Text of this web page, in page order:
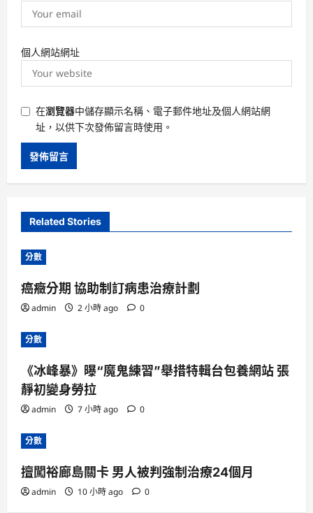
個人網站網址
在瀏覽器中儲存顯示名稱、電子郵件地址及個人網站網
址，以供下次發佈留言時使用。
Related Stories
分數
癌癥分期 協助制訂病患治療計劃
admin 2 小時 ago 0
分數
《冰峰暴》曝“魔鬼練習”舉措特輯台包養網站 張
靜初變身勞拉
admin 7 小時 ago 0
分數
擅闖裕廊島關卡 男人被判強制治療24個月
admin 10 小時 ago 0